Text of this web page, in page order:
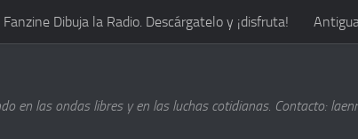
Fanzine Dibuja la Radio. Descárgatelo y ¡disfruta!
en las ondas libres y en las luchas cotidianas. Contacto: